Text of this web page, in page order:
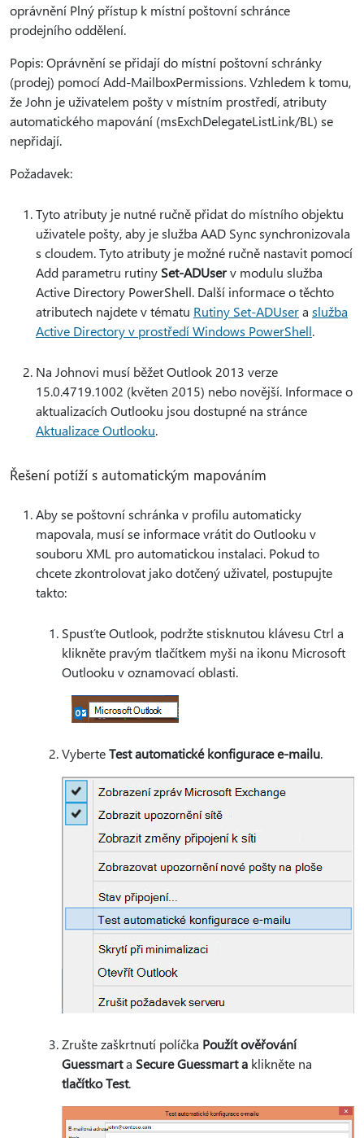
oprávnění Plný přístup k místní poštovní schránce
prodejního oddělení.
Popis: Oprávnění se přidají do místní poštovní schránky
(prodej) pomocí Add-MailboxPermissions. Vzhledem k tomu,
že John je uživatelem pošty v místním prostředí, atributy
automatického mapování (msExchDelegateListLink/BL) se
nepřidají.
Požadavek:
Tyto atributy je nutné ručně přidat do místního objektu
uživatele pošty, aby je služba AAD Sync synchronizovala
s cloudem. Tyto atributy je možné ručně nastavit pomocí
Add parametru rutiny Set-ADUserv modulu služba
Active Directory PowerShell. Další informace o těchto
atributech najdete v tématu Rutiny Set-ADUsera služba
Active Directory v prostředí Windows PowerShell.
Na Johnovi musí běžet Outlook 2013 verze
15.0.4719.1002 (květen 2015) nebo novější. Informace o
aktualizacích Outlooku jsou dostupné na stránce
Aktualizace Outlooku.
Řešení potíží s automatickým mapováním
Aby se poštovní schránka v profilu automaticky
mapovala, musí se informace vrátit do Outlooku v
souboru XML pro automatickou instalaci. Pokud to
chcete zkontrolovat jako dotčený uživatel, postupujte
takto:
Spusťte Outlook, podržte stisknutou klávesu Ctrl a
klikněte pravým tlačítkem myši na ikonu Microsoft
Outlooku v oznamovací oblasti.
VyberteTest automatické konfigurace e-mailu.
Zrušte zaškrtnutí políčka Použít ověřování
Guessmarta Secure Guessmart a klikněte na
tlačítko Test.